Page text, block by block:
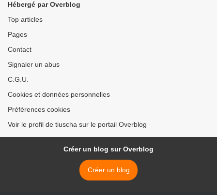
Hébergé par Overblog
Top articles
Pages
Contact
Signaler un abus
C.G.U.
Cookies et données personnelles
Préférences cookies
Voir le profil de tiuscha sur le portail Overblog
Créer un blog sur Overblog
Créer un blog